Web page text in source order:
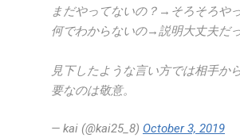
まだやってないの？→そろそろや
何でわからないの→説明大丈夫だ
見下したような言い方では相手か
要なのは敬意。
— kai (@kai25_8) October 3, 2019